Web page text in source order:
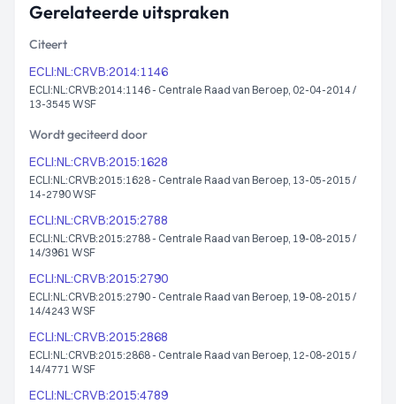
Gerelateerde uitspraken
Citeert
ECLI:NL:CRVB:2014:1146
ECLI:NL:CRVB:2014:1146 - Centrale Raad van Beroep, 02-04-2014 /
13-3545 WSF
Wordt geciteerd door
ECLI:NL:CRVB:2015:1628
ECLI:NL:CRVB:2015:1628 - Centrale Raad van Beroep, 13-05-2015 /
14-2790 WSF
ECLI:NL:CRVB:2015:2788
ECLI:NL:CRVB:2015:2788 - Centrale Raad van Beroep, 19-08-2015 /
14/3961 WSF
ECLI:NL:CRVB:2015:2790
ECLI:NL:CRVB:2015:2790 - Centrale Raad van Beroep, 19-08-2015 /
14/4243 WSF
ECLI:NL:CRVB:2015:2868
ECLI:NL:CRVB:2015:2868 - Centrale Raad van Beroep, 12-08-2015 /
14/4771 WSF
ECLI:NL:CRVB:2015:4789